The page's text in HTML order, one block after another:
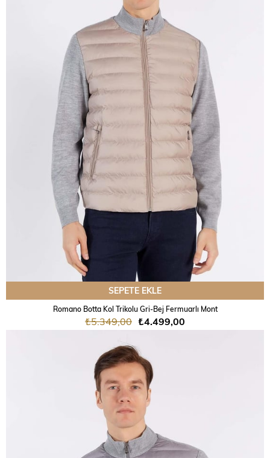
SEPETE EKLE
Romano Botta Kol Trikolu Gri-Bej Fermuarlı Mont
₺5.349,00 ₺4.499,00